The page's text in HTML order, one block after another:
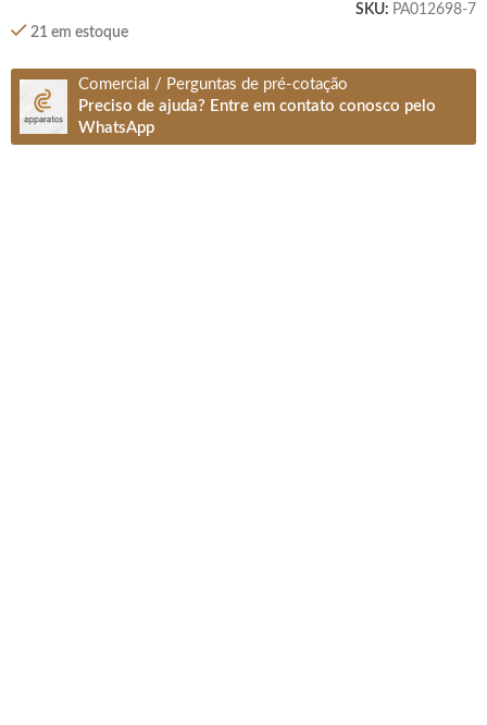
SKU: PA012698-7
21 em estoque
Comercial / Perguntas de pré-cotação
Preciso de ajuda? Entre em contato conosco pelo
WhatsApp